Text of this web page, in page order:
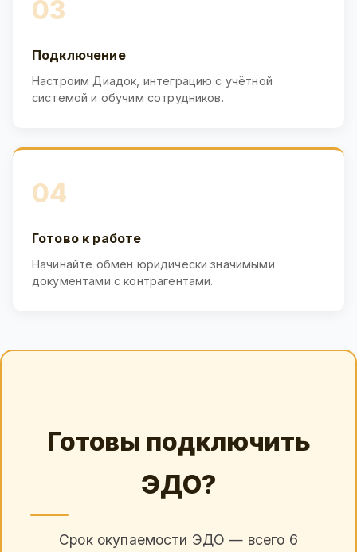
03
Подключение
Настроим Диадок, интеграцию с учётной
системой и обучим сотрудников.
04
Готово к работе
Начинайте обмен юридически значимыми
документами с контрагентами.
Готовы подключить
ЭДО?
Срок окупаемости ЭДО — всего 6